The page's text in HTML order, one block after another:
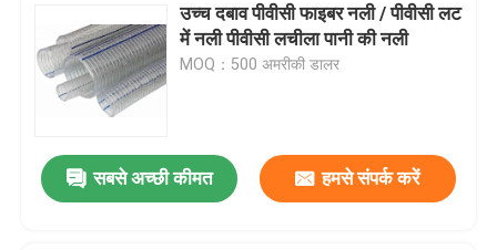
उच्च दबाव पीवीसी फाइबर नली / पीवीसी लट
में नली पीवीसी लचीला पानी की नली
MOQ：500 अमरीकी डालर
सबसे अच्छी कीमत हमसे संपर्क करें